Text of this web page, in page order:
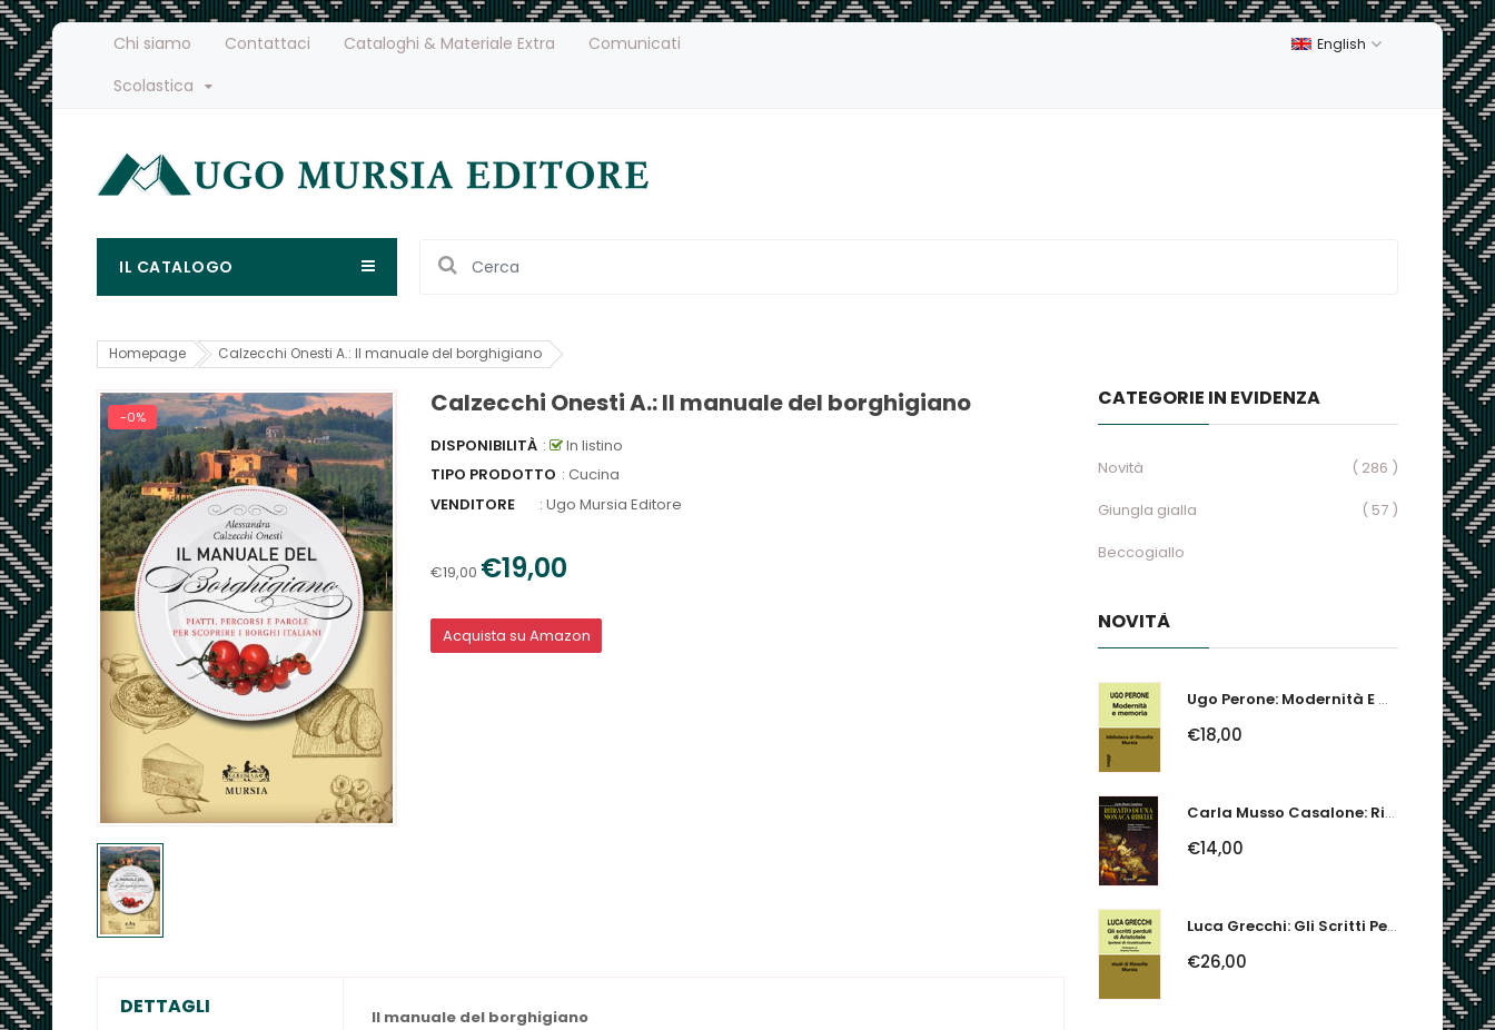
Chi siamo Contattaci Cataloghi & Materiale Extra
Comunicati
Scolastica
English
IL CATALOGO
Homepage Calzecchi Onesti A.: Il manuale del borghigiano
-0% Calzecchi Onesti A.: Il manuale del borghigiano
DISPONIBILITÀ :
In listino
TIPO PRODOTTO : Cucina
VENDITORE
: Ugo Mursia Editore
€19,00 €19,00
Acquista su Amazon
DETTAGLI
Il manuale del borghigiano
CATEGORIE IN EVIDENZA
Novità
( 286 )
Giungla gialla
( 57 )
Beccogiallo
NOVITÀ
Ugo Perone: Modernità E Memoria
€18,00
Carla Musso Casalone: Ritratto Di Una Monaca Ribelle. Brigida Franzone,...
€14,00
Luca Grecchi: Gli Scritti Perduti Di Aristotele. Ipotesi Di Ricostruzione
€26,00